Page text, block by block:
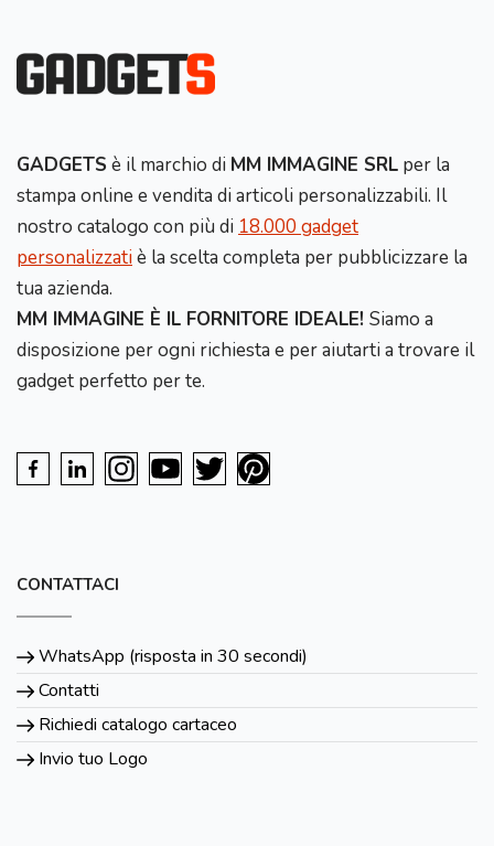
GADGETS è il marchio di MM IMMAGINE SRL per la
stampa online e vendita di articoli personalizzabili. Il
nostro catalogo con più di 18.000 gadget
personalizzatiè la scelta completa per pubblicizzare la
tua azienda.
MM IMMAGINE È IL FORNITORE IDEALE! Siamo a
disposizione per ogni richiesta e per aiutarti a trovare il
gadget perfetto per te.
CONTATTACI
WhatsApp (risposta in 30 secondi)
Contatti
Richiedi catalogo cartaceo
Invio tuo Logo